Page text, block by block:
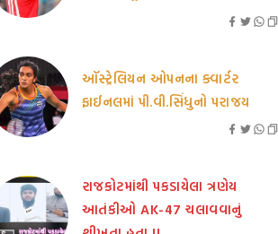
ઑસ્ટ્રેલિયન ઓપનના ક્વાર્ટર
ફાઈનલમાં પી.વી.સિંધુનો પરાજય
રાજકોટમાંથી પકડાયેલા ત્રણેય
આતંકીઓ AK-47 ચલાવવાનું